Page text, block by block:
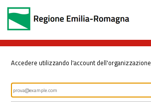
Accedere utilizzando l'account dell'organizzazione